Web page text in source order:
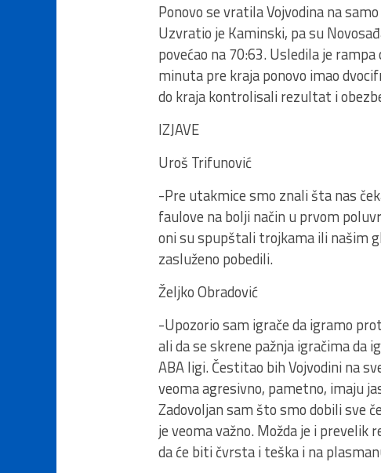
Ponovo se vratila Vojvodina na
Uzvratio je Kaminski, pa su
povećao na 70:63. Usledila je
minuta pre kraja ponovo imao
do kraja kontrolisali rezultat i
IZJAVE
Uroš Trifunović
-Pre utakmice smo znali šta nas
faulove na bolji način u prvom
oni su spupštali trojkama ili našim
zasluženo pobedili.
Željko Obradović
-Upozorio sam igrače da igramo
ali da se skrene pažnja igračima da
ABA ligi. Čestitao bih Vojvodini na
veoma agresivno, pametno, imaju
Zadovoljan sam što smo dobili
je veoma važno. Možda je i
da će biti čvrsta i teška i na